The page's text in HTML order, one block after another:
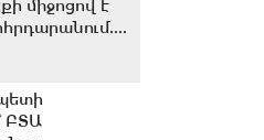
միջոցով է
ԲՏԱ